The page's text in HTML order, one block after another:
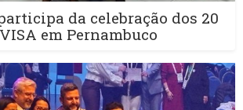
participa da celebração dos 20
em Pernambuco